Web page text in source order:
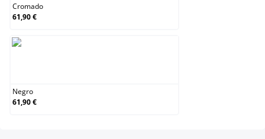
Cromado
61,90 €
Negro
61,90 €